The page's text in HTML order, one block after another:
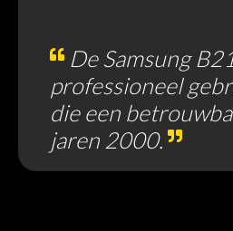
De Samsung
professioneel
die een
jaren 2000.